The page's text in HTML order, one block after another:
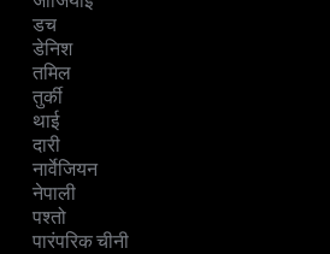
डच
डेनिश
तमिल
तुर्की
थाई
दारी
नार्वेजियन
नेपाली
पश्तो
पारंपरिक चीनी